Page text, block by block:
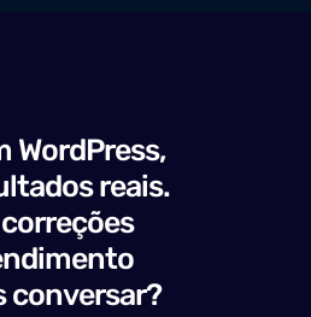
WordPress,
reais.
conversar?